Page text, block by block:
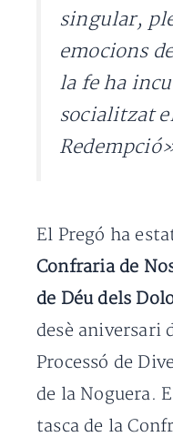
singular,
emocions
la fe ha
socialitzat
El Pregó ha
Confraria de
de Déu dels
desè aniversari
Processó de
de la Noguera.
tasca de la